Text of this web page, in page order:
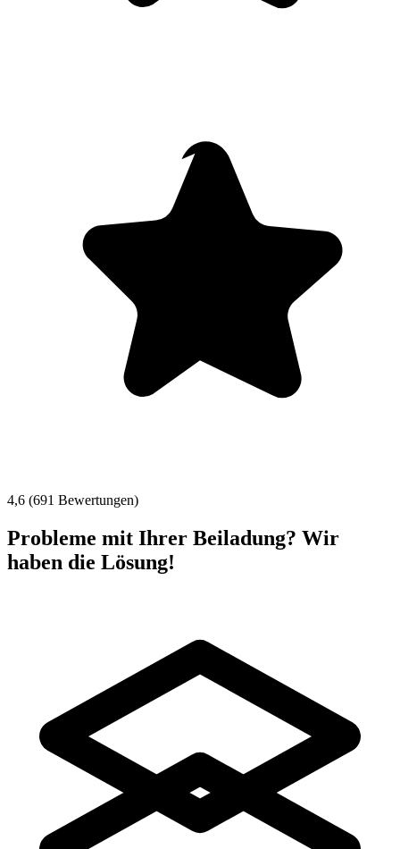
4,6 (691 Bewertungen)
Probleme mit Ihrer Beiladung? Wir
haben die Lösung!